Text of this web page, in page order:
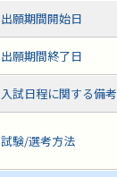
出願期間開始日
出願期間終了日
入試日程に関する備考
試験/選考方法